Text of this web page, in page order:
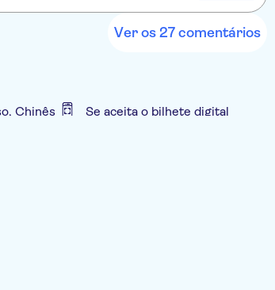
Ver os 27 comentários
Chinês Se aceita o bilhete digital